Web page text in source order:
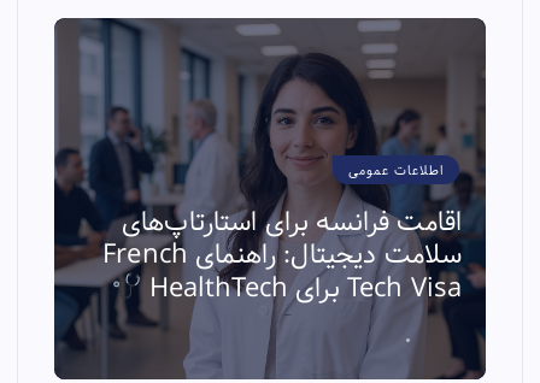
اطلاعات عمومی
اقامت فرانسه برای استارتاپ‌های
سلامت دیجیتال: راهنمای French
Tech Visa برای HealthTech